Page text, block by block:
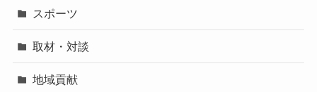
スポーツ
取材・対談
地域貢献